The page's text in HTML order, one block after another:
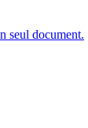
seul document.